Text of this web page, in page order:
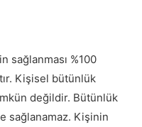
sağlanması %100
Kişisel bütünlük
değildir. Bütünlük
sağlanamaz. Kişinin